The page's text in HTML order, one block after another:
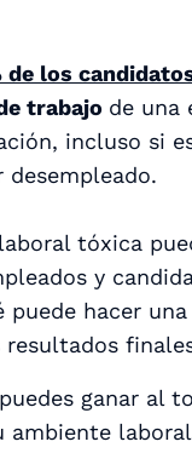
de los
trabajo de una
incluso si
desempleado.
tóxica
y
puede hacer una
ganar al
ambiente